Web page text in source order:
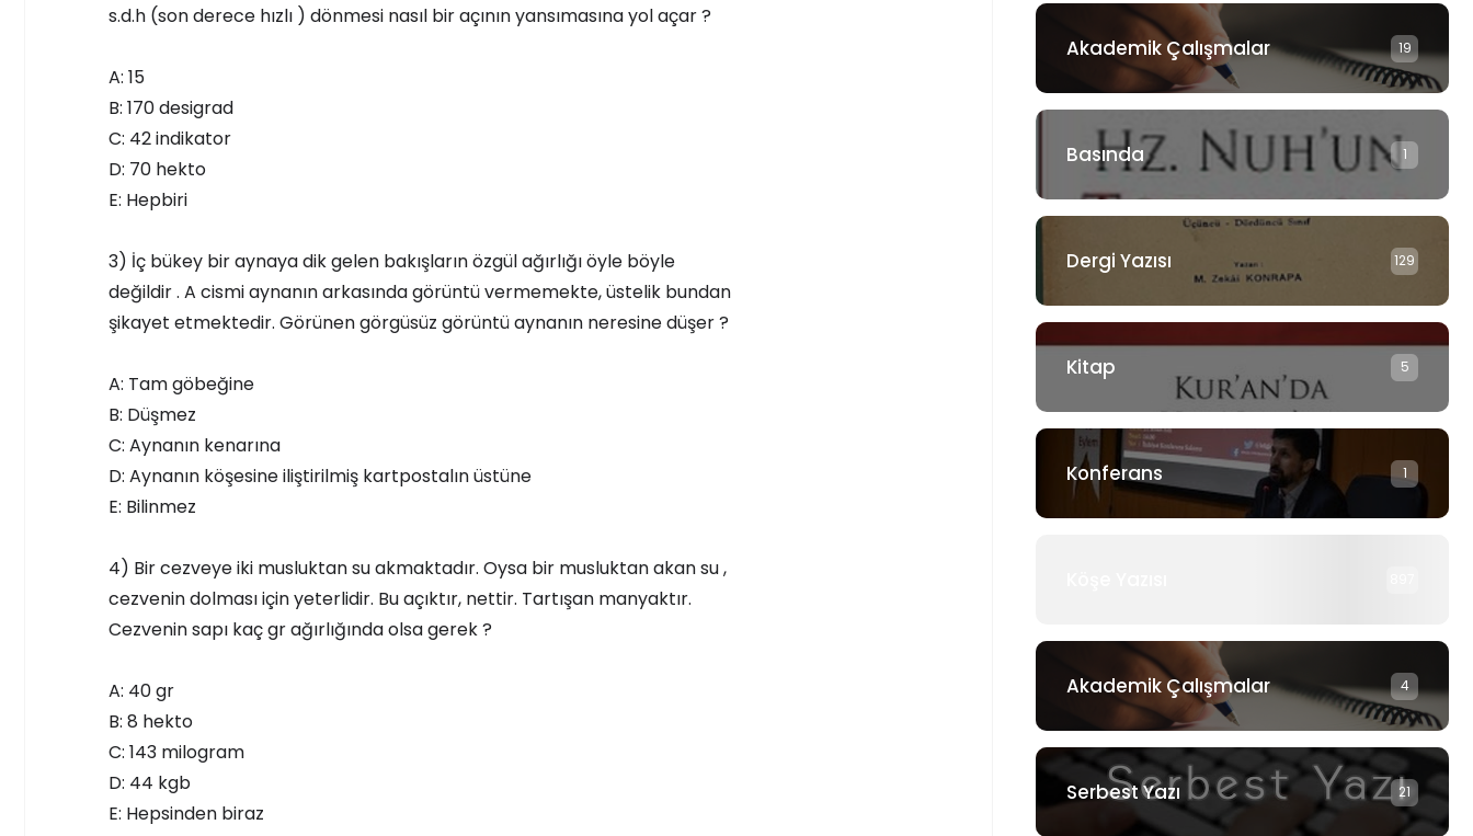
s.d.h (son derece hızlı ) dönmesi nasıl bir açının yansımasına yol açar ?
A: 15
B: 170 desigrad
C: 42 indikator
D: 70 hekto
E: Hepbiri
3) İç bükey bir aynaya dik gelen bakışların özgül ağırlığı öyle böyle
değildir . A cismi aynanın arkasında görüntü vermemekte, üstelik bundan
şikayet etmektedir. Görünen görgüsüz görüntü aynanın neresine düşer ?
A: Tam göbeğine
B: Düşmez
C: Aynanın kenarına
D: Aynanın köşesine iliştirilmiş kartpostalın üstüne
E: Bilinmez
4) Bir cezveye iki musluktan su akmaktadır. Oysa bir musluktan akan su ,
cezvenin dolması için yeterlidir. Bu açıktır, nettir. Tartışan manyaktır.
Cezvenin sapı kaç gr ağırlığında olsa gerek ?
A: 40 gr
B: 8 hekto
C: 143 milogram
D: 44 kgb
E: Hepsinden biraz
Akademik Çalışmalar 19
Basında 1
Dergi Yazısı 129
Kitap 5
Konferans 1
Akademik Çalışmalar 4
Serbest Yazı 21